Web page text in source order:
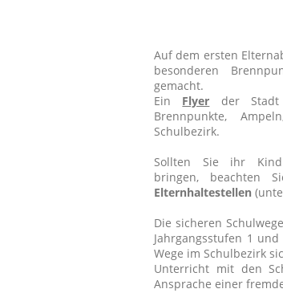
Auf dem ersten
besonderen
gemacht.
Ein Flyer der Stadt
Brennpunkte,
Schulbezirk.
Sollten Sie ihr
bringen, beachten
Elternhaltestellen
Die sicheren
Jahrgangsstufen 1
Wege im Schulbezirk
Unterricht mit den
Ansprache einer